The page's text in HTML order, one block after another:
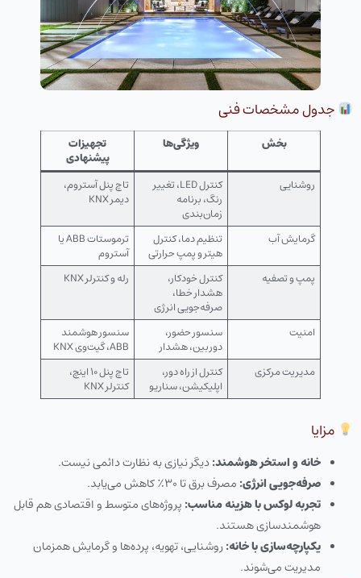
جدول مشخصات فنی
بخش ویژگی‌ها
تجهیزات
پیشنهادی
روشنایی
کنترل LED، تغییر
رنگ، برنامه
زمان‌بندی
تاچ پنل آستروم،
دیمر KNX
گرمایش آب
تنظیم دما، کنترل
هیتر و پمپ حرارتی
ترموستات ABB یا
آستروم
پمپ و تصفیه
کنترل خودکار،
هشدار خطا،
صرفه‌جویی انرژی
رله و کنترلر KNX
امنیت
سنسور حضور،
دوربین، هشدار
سنسور هوشمند
ABB، گیت‌وی KNX
مدیریت مرکزی
کنترل از راه دور،
اپلیکیشن، سناریو
تاچ پنل ۱۰ اینچ،
کنترلر KNX
مزایا
خانه و استخر هوشمند:دیگر نیازی به نظارت دائمی نیست.
صرفه‌جویی انرژی: مصرف برق تا ۳۰٪ کاهش می‌یابد.
تجربه لوکس با هزینه مناسب: پروژه‌های متوسط و اقتصادی هم قابل
هوشمندسازی هستند.
یکپارچه‌سازی با خانه:روشنایی، تهویه، پرده‌ها و گرمایش همزمان
مدیریت می‌شوند.